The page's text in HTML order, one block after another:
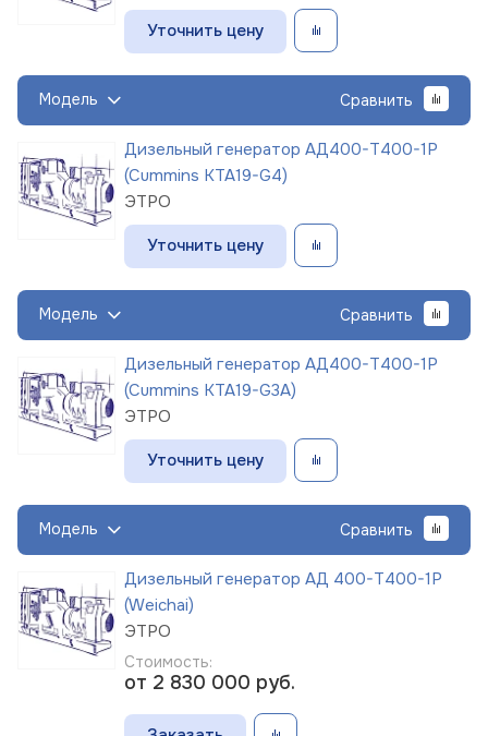
Уточнить цену
Модель Сравнить
Дизельный генератор АД400-Т400-1Р
(Cummins KTA19-G4)
ЭТРО
Уточнить цену
Модель Сравнить
Дизельный генератор АД400-Т400-1Р
(Cummins KTA19-G3A)
ЭТРО
Уточнить цену
Модель Сравнить
Дизельный генератор АД 400-Т400-1Р
(Weichai)
ЭТРО
Стоимость:
от 2 830 000 руб.